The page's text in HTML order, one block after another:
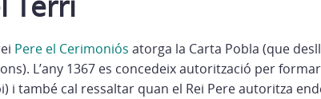
Pere el Cerimoniós atorga la Carta Pobla (que
L’any 1367 es concedeix autorització per
i també cal ressaltar quan el Rei Pere autoritza